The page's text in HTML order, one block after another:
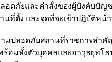
ดภัยและคำสั่งของผู้บังคับบัญช
นที่ตั้ง และจุดที่จะเข้าปฏิบัติหน้
มปลอดภัยสถานที่ราชการสำ
ร้อมทั้งตัวบุคคลและอาวุธยุทโ